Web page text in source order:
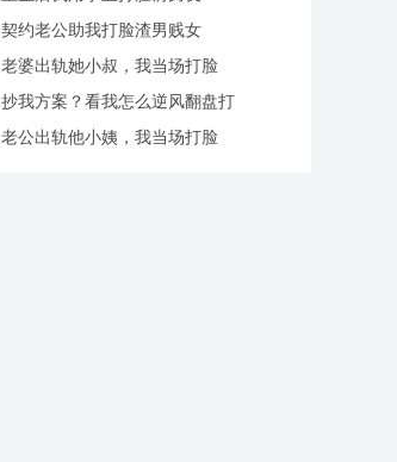
财神爷保佑我发大财哦
契约老公助我打脸渣男贱女
无花带雨
老婆出轨她小叔，我当场打脸
匿名
抄我方案？看我怎么逆风翻盘打
脸
思远方圆
老公出轨他小姨，我当场打脸